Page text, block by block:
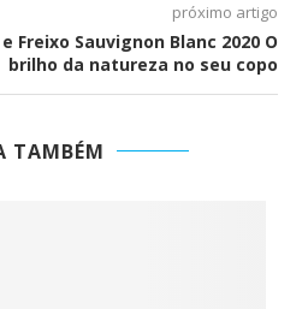
próximo artigo
Freixo Sauvignon Blanc 2020 O
brilho da natureza no seu copo
TAMBÉM